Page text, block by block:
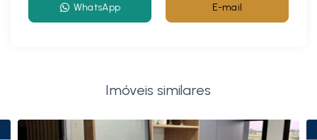
WhatsApp E-mail
Imóveis similares